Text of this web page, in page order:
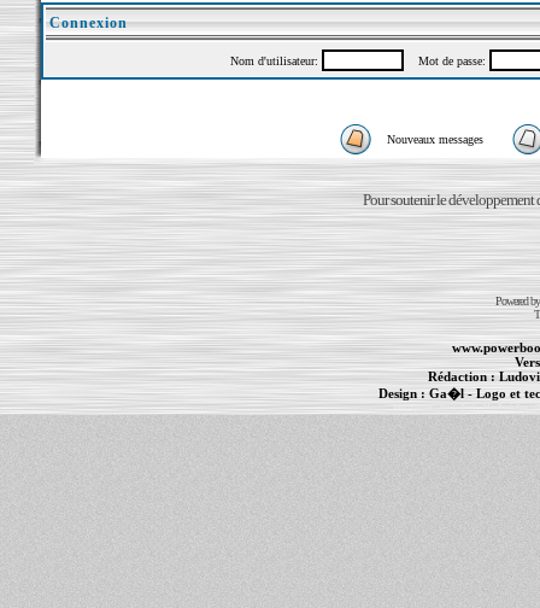
Connexion
Nom d'utilisateur: Mot de passe:
Nouveaux messages
Pour soutenir le développement
Powered
Rédaction :
Design : Ga�l- Logo et